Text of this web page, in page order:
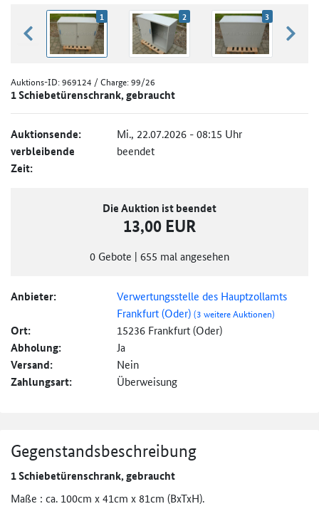
zurück blättern
1 2 3
Auktions-ID:969124 / Charge: 99/26
1 Schiebetürenschrank, gebraucht
Auktionsende: Mi., 22.07.2026 - 08:15 Uhr
verbleibende
Zeit:
beendet
Die Auktion ist beendet
13,00 EUR
0 Gebote | 655 mal angesehen
Anbieter:
Verwertungsstelle des Hauptzollamts
Frankfurt (Oder)(3 weitere Auktionen)
Ort: 15236 Frankfurt (Oder)
Abholung: Ja
Versand: Nein
Zahlungsart: Überweisung
Gegenstandsbeschreibung
1 Schiebetürenschrank, gebraucht
Maße : ca. 100cm x 41cm x 81cm (BxTxH).